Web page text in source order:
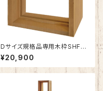
Dサイズ規格品専用木枠SHF-Z
D1
¥20,900